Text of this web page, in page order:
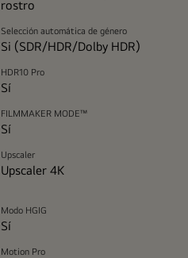
rostro
Selección automática de género
Si (SDR/HDR/Dolby HDR)
HDR10 Pro
Sí
FILMMAKER MODE™
Sí
Upscaler
Upscaler 4K
Modo HGIG
Sí
Motion Pro